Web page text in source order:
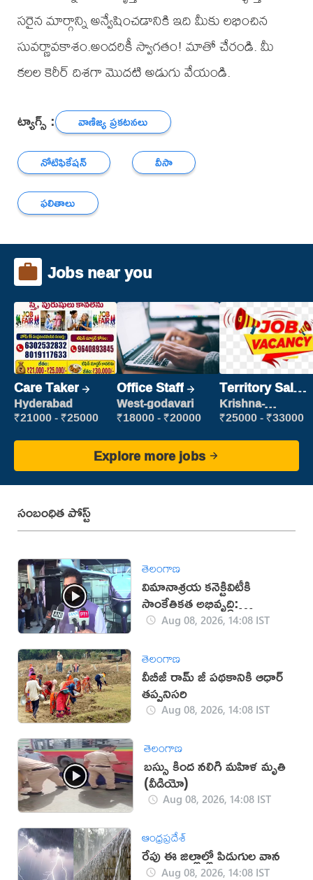
సరైన మార్గాన్ని అన్వేషించడానికి ఇది మీకు లభించిన
సువర్ణావకాశం.అందరికీ స్వాగతం! మాతో చేరండి. మీ
కలల కెరీర్ దిశగా మొదటి అడుగు వేయండి.
ట్యాగ్స్ :
వాణిజ్య ప్రకటనలు
నోటిఫికేషన్
వీసా
ఫలితాలు
Jobs near you
Care Taker
Hyderabad
₹21000 - ₹25000
Office Staff
West-godavari
₹18000 - ₹20000
Territory Sales
Manager
Krishna-
vijayawada
₹25000 - ₹33000
Explore more jobs
సంబంధిత పోస్ట్
తెలంగాణ
విమానాశ్రయ కనెక్టివిటీకి
సాంకేతికత అభివృద్ధి:
రామ్మోహన్ నాయుడు
Aug 08, 2026, 14:08 IST
తెలంగాణ
వీబీజీ రామ్ జీ పథకానికి ఆధార్
తప్పనిసరి
Aug 08, 2026, 14:08 IST
తెలంగాణ
బస్సు కింద నలిగి మహిళ మృతి
(వీడియో)
Aug 08, 2026, 14:08 IST
ఆంధ్రప్రదేశ్
రేపు ఈ జిల్లాల్లో పిడుగుల వాన
Aug 08, 2026, 14:08 IST